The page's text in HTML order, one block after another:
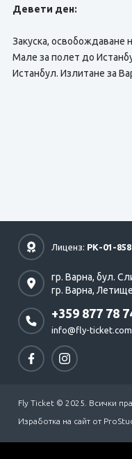
Девети ден:
Закуска, освобождаване
Мале за полет до
Истанбул. Излитане за
Лиценз: РК-01-
гр. Варна, бул.
гр. Варна,
+359 877 78
info@fly-ticket.com
Fly Ticket © 2025. Всички
Изработка на сайт от